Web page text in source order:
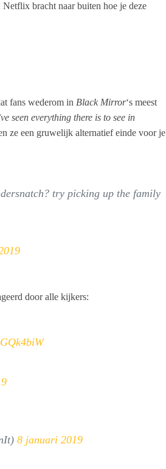
Netflix bracht naar buiten hoe je deze
fans wederom in Black Mirror‘s meest
seen everything there is to see in
ze een gruwelijk alternatief einde voor je
try picking up the family
door alle kijkers:
8 januari 2019